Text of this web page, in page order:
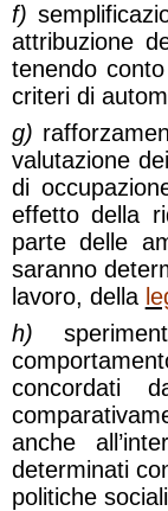
f)
attribuzione
tenendo
criteri di
g)
valutazione
di
effetto della
parte delle
saranno
lavoro, della
h)
concordati
anche
determinati
politiche